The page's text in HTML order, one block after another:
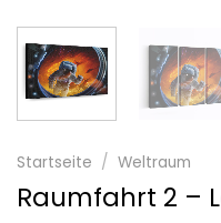
Startseite / Weltraum
Raumfahrt 2 –